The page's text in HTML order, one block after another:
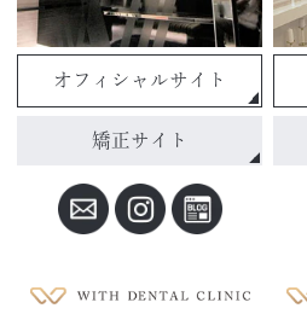
オフィシャルサイト
矯正サイト